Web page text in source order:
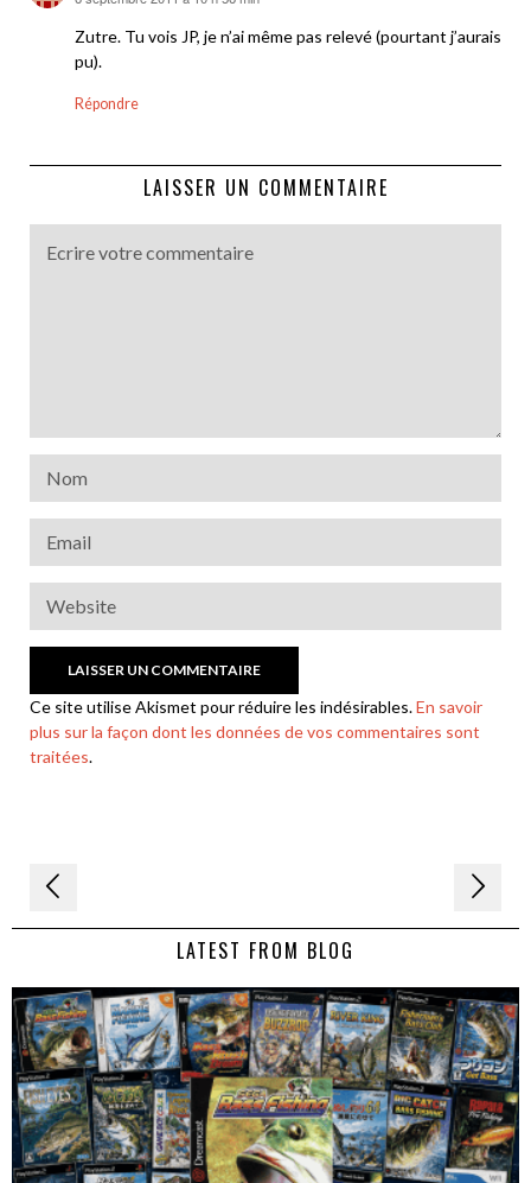
Zutre. Tu vois JP, je n’ai même pas relevé (pourtant j’aurais
pu).
Répondre
LAISSER UN COMMENTAIRE
Ce site utilise Akismet pour réduire les indésirables.En savoir
plus sur la façon dont les données de vos commentaires sont
traitées.
Navigation
de LATEST FROM BLOG